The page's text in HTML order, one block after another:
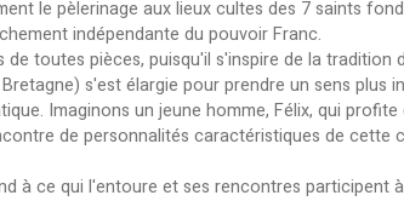
le pèlerinage aux lieux cultes des 7 saints
indépendante du pouvoir Franc.
de toutes pièces, puisqu'il s'inspire de la
s'est élargie pour prendre un sens
Imaginons un jeune homme, Félix, qui
de personnalités caractéristiques de cette
à ce qui l'entoure et ses rencontres participent